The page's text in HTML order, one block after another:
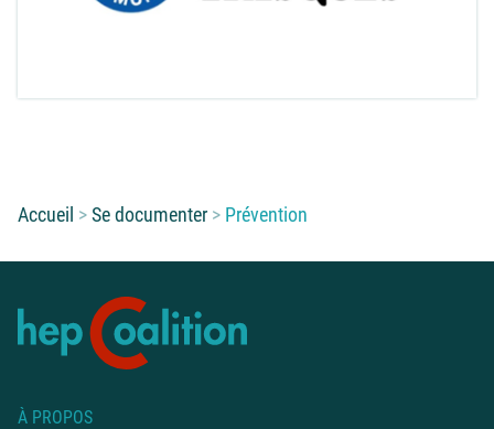
Vous êtes ici :
Accueil Se documenter Prévention
À PROPOS